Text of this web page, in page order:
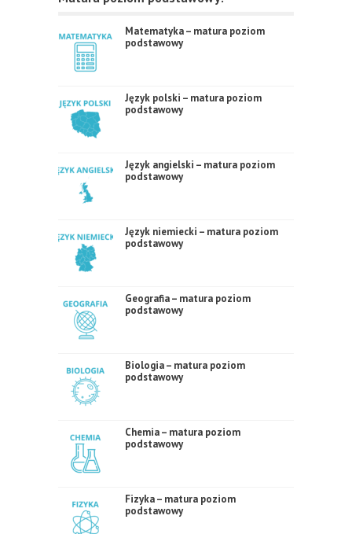
Matematyka – matura poziom
podstawowy
Język polski – matura poziom
podstawowy
Język angielski – matura poziom
podstawowy
Język niemiecki – matura poziom
podstawowy
Geografia – matura poziom
podstawowy
Biologia – matura poziom
podstawowy
Chemia – matura poziom
podstawowy
Fizyka – matura poziom
podstawowy